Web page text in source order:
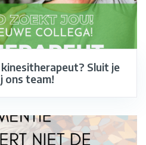
Sluit je
ons team!